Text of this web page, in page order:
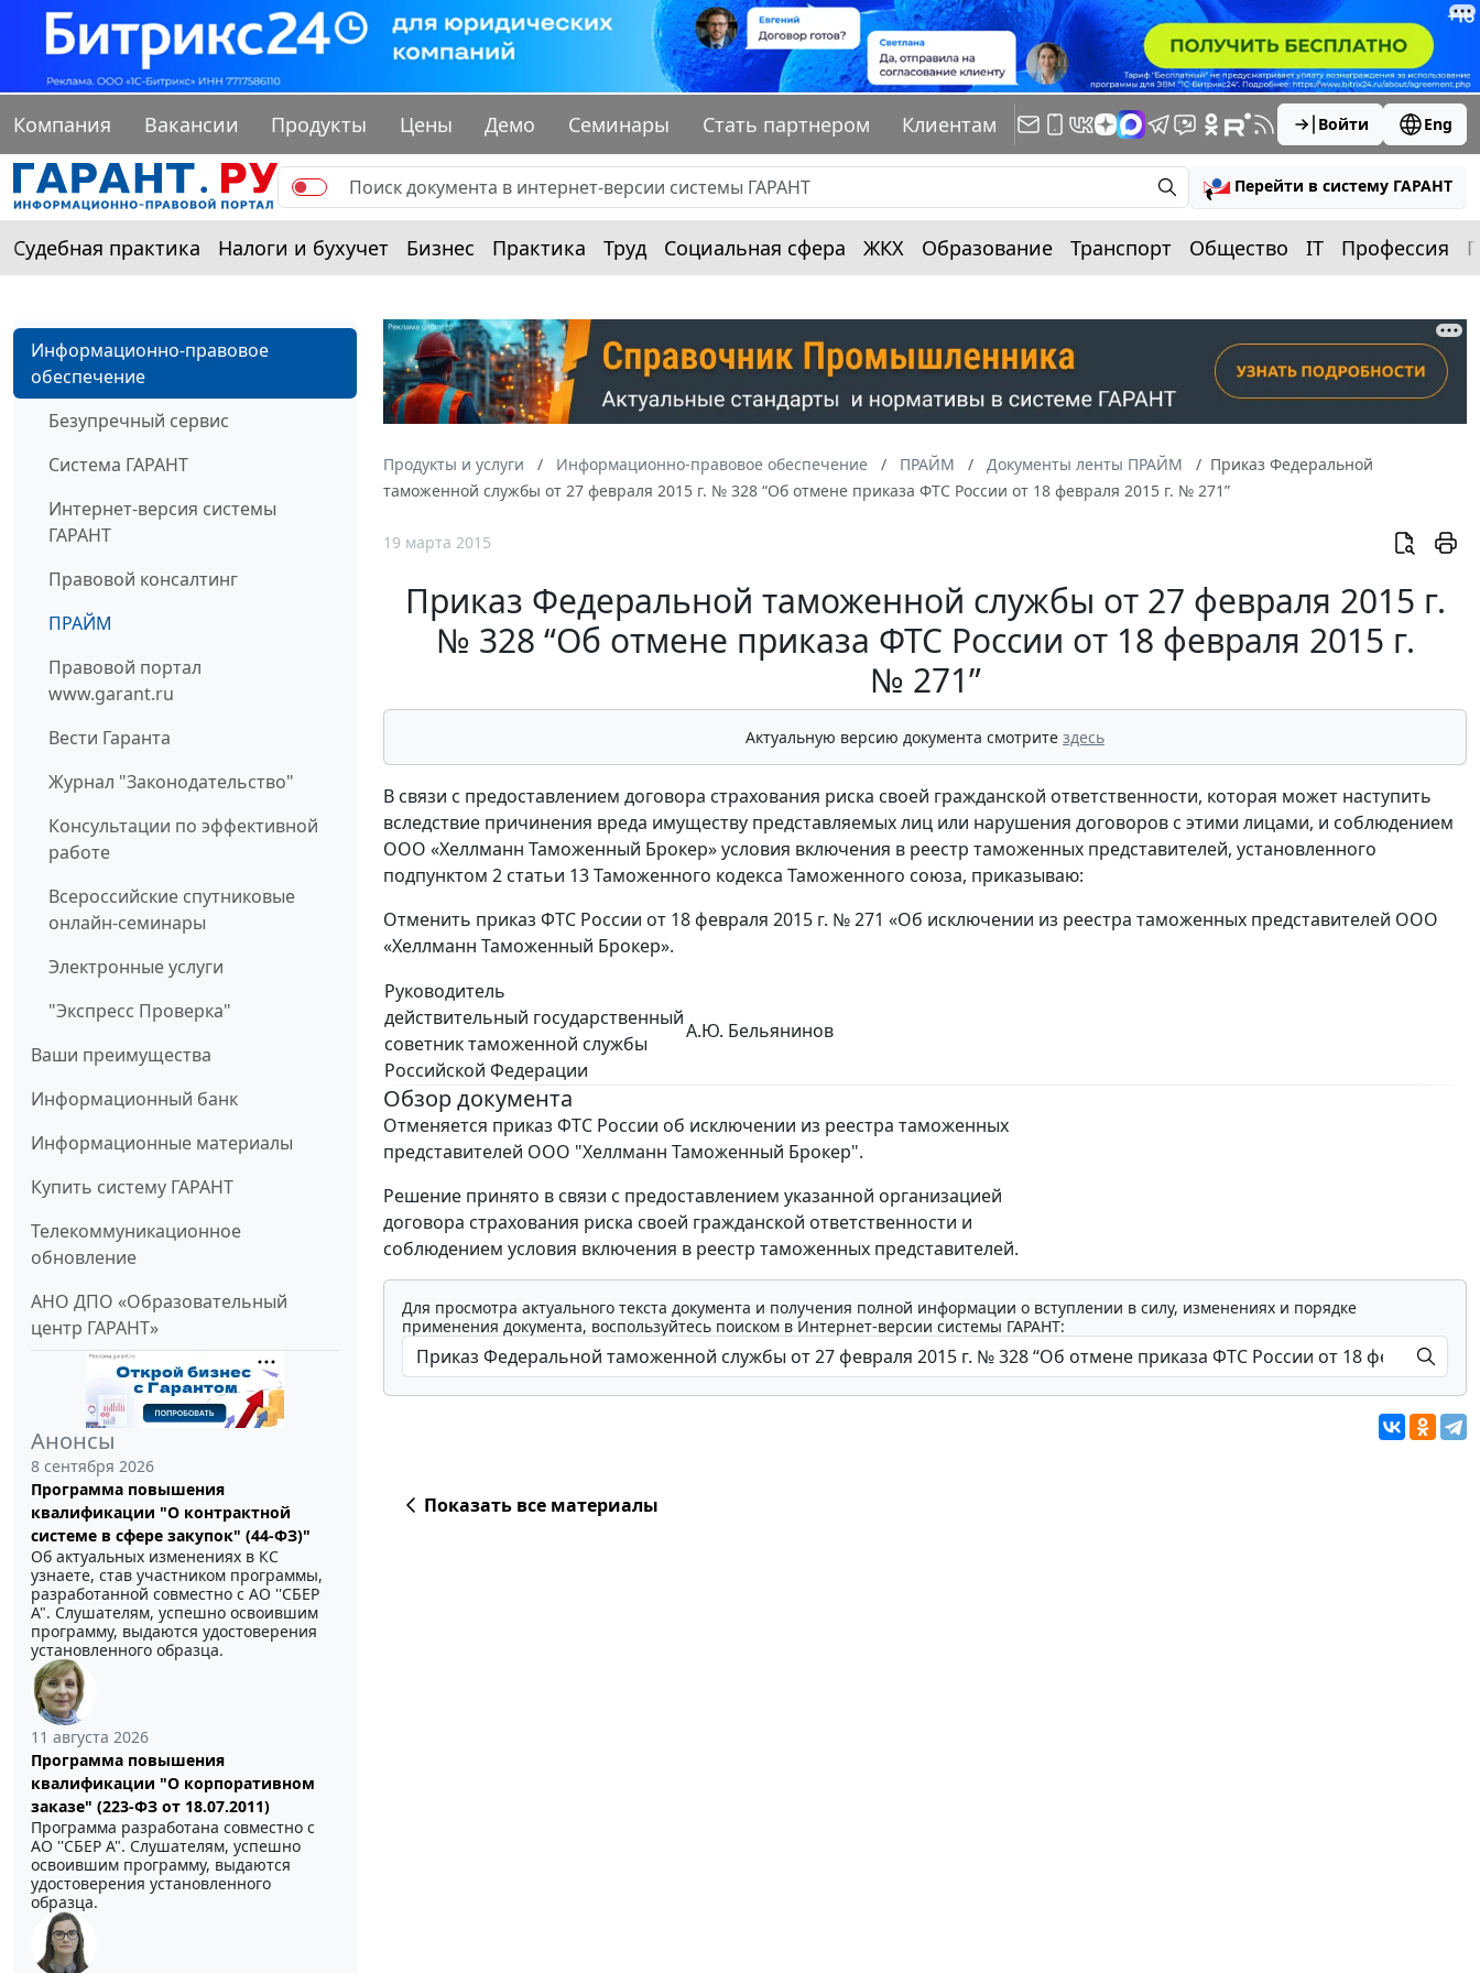
Компания Вакансии Продукты Цены Демо Семинары Стать партнером Клиентам Войти Eng
Перейти в систему ГАРАНТ
Судебная практика Налоги и бухучет Бизнес Практика Труд Социальная сфера ЖКХ Образование Транспорт Общество IT Профессия
Информационно-правовое
обеспечение
Безупречный сервис
Система ГАРАНТ
Интернет-версия системы
ГАРАНТ
Правовой консалтинг
ПРАЙМ
Правовой портал
www.garant.ru
Вести Гаранта
Журнал "Законодательство"
Консультации по эффективной
работе
Всероссийские спутниковые
онлайн-семинары
Электронные услуги
"Экспресс Проверка"
Ваши преимущества
Информационный банк
Информационные материалы
Купить систему ГАРАНТ
Телекоммуникационное
обновление
АНО ДПО «Образовательный
центр ГАРАНТ»
Анонсы
8 сентября 2026
Программа повышения
квалификации "О контрактной
системе в сфере закупок" (44-ФЗ)"
Об актуальных изменениях в КС
узнаете, став участником программы,
разработанной совместно с АО ''СБЕР
А". Слушателям, успешно освоившим
программу, выдаются удостоверения
установленного образца.
11 августа 2026
Программа повышения
квалификации "О корпоративном
заказе" (223-ФЗ от 18.07.2011)
Программа разработана совместно с
АО ''СБЕР А". Слушателям, успешно
освоившим программу, выдаются
удостоверения установленного
образца.
Продукты и услуги Информационно-правовое обеспечение ПРАЙМ Документы ленты ПРАЙМ
Приказ Федеральной
таможенной службы от 27 февраля 2015 г. № 328 “Об отмене приказа ФТС России от 18 февраля 2015 г. № 271”
19 марта 2015
Приказ Федеральной таможенной службы от 27 февраля 2015 г.
№ 328 “Об отмене приказа ФТС России от 18 февраля 2015 г.
№ 271”
Актуальную версию документа смотрите здесь
В связи с предоставлением договора страхования риска своей гражданской ответственности, которая может наступить
вследствие причинения вреда имуществу представляемых лиц или нарушения договоров с этими лицами, и соблюдением
ООО «Хеллманн Таможенный Брокер» условия включения в реестр таможенных представителей, установленного
подпунктом 2 статьи 13 Таможенного кодекса Таможенного союза, приказываю:
Отменить приказ ФТС России от 18 февраля 2015 г. № 271 «Об исключении из реестра таможенных представителей ООО
«Хеллманн Таможенный Брокер».
Руководитель
действительный государственный
советник таможенной службы
Российской Федерации
А.Ю. Бельянинов
Обзор документа
Отменяется приказ ФТС России об исключении из реестра таможенных
представителей ООО "Хеллманн Таможенный Брокер".
Решение принято в связи с предоставлением указанной организацией
договора страхования риска своей гражданской ответственности и
соблюдением условия включения в реестр таможенных представителей.
Для просмотра актуального текста документа и получения полной информации о вступлении в силу, изменениях и порядке
применения документа, воспользуйтесь поиском в Интернет-версии системы ГАРАНТ:
Показать все материалы